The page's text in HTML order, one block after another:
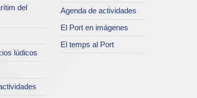
del
lúdicos
Agenda de actividades
El Port en imágenes
El temps al Port